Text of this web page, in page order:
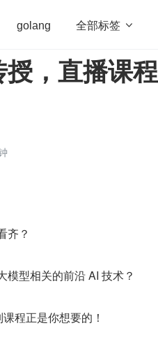
golang 全部标签 
法 Web3.0 高效工作
，直播课程
齐？
型相关的前沿 AI 技术？
程正是你想要的！